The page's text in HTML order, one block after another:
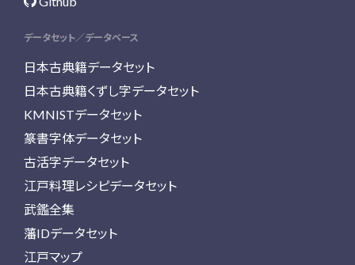
データセット／データベース
日本古典籍データセット
日本古典籍くずし字データセット
KMNISTデータセット
篆書字体データセット
古活字データセット
江戸料理レシピデータセット
武鑑全集
藩IDデータセット
江戸マップ